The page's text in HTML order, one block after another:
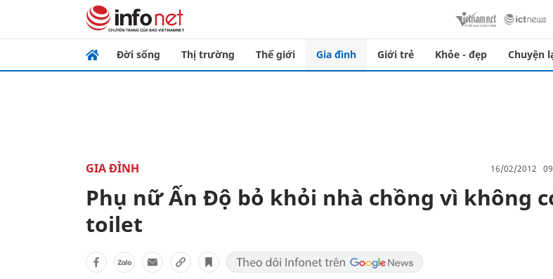
Đời sống Thị trường Thế giới Gia đình Giới trẻ Khỏe - đẹp Chuyện
GIA ĐÌNH 16/02/2012
Phụ nữ Ấn Độ bỏ khỏi nhà chồng vì không
toilet